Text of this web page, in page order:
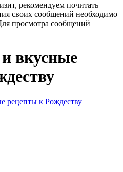
рекомендуем почитать
своих сообщений необходимо
просмотра сообщений
вкусные
рецепты к Рождеству